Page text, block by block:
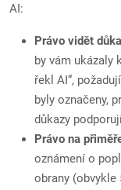
AI:
Právo vidět
by vám ukázaly
řekl AI“,
byly označeny,
důkazy
Právo na
oznámení o
obrany (obvykle